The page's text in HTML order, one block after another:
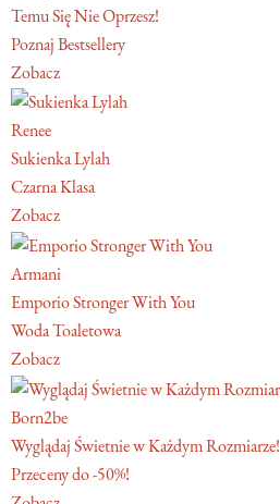
Temu Się Nie Oprzesz!
Poznaj Bestsellery
Zobacz
Renee
Sukienka Lylah
Czarna Klasa
Zobacz
Armani
Emporio Stronger With You
Woda Toaletowa
Zobacz
Born2be
Wyglądaj Świetnie w Każdym Rozmiarze!
Przeceny do -50%!